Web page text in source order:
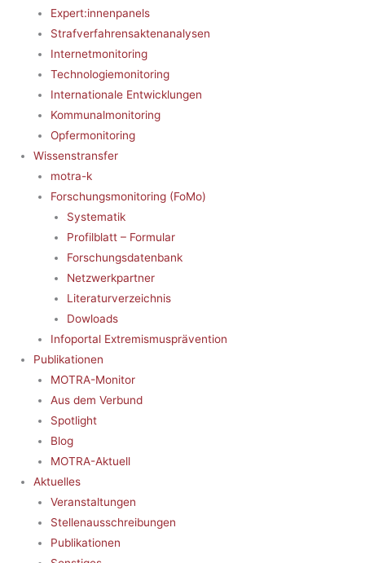
Expert:innenpanels
Strafverfahrensaktenanalysen
Internetmonitoring
Technologiemonitoring
Internationale Entwicklungen
Kommunalmonitoring
Opfermonitoring
Wissenstransfer
motra-k
Forschungsmonitoring (FoMo)
Systematik
Profilblatt – Formular
Forschungsdatenbank
Netzwerkpartner
Literaturverzeichnis
Dowloads
Infoportal Extremismusprävention
Publikationen
MOTRA-Monitor
Aus dem Verbund
Spotlight
Blog
MOTRA-Aktuell
Aktuelles
Veranstaltungen
Stellenausschreibungen
Publikationen